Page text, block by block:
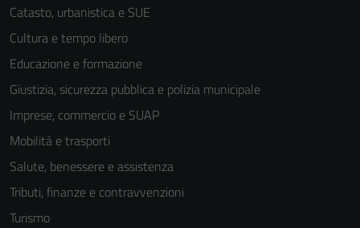
Catasto, urbanistica e SUE
Cultura e tempo libero
Educazione e formazione
Giustizia, sicurezza pubblica e polizia municipale
Imprese, commercio e SUAP
Mobilità e trasporti
Salute, benessere e assistenza
Tributi, finanze e contravvenzioni
Turismo